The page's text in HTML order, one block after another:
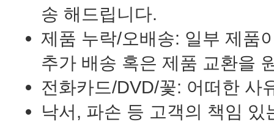
송 해드립니다.
제품 누락/오배송: 일부 제품
추가 배송 혹은 제품 교환을
전화카드/DVD/꽃: 어떠한 사
낙서, 파손 등 고객의 책임